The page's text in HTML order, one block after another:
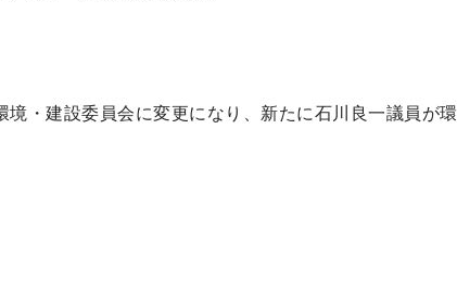
・建設委員会に変更になり、新たに石川良一議員が環